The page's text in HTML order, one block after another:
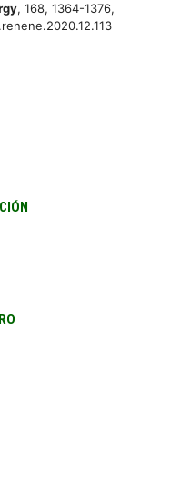
, 168, 1364-1376,